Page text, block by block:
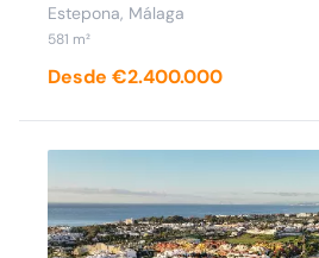
Estepona, Málaga
581 m²
Desde €2.400.000